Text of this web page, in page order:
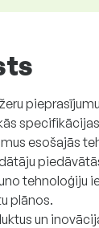
esošajās
tehnoloģiju
plānos.
un